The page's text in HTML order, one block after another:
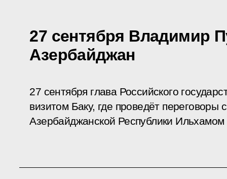
27 сентября Владимир
Азербайджан
27 сентября глава Российского
визитом Баку, где проведёт переговоры
Азербайджанской Республики